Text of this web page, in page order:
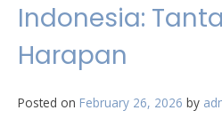
Indonesia:
Harapan
Posted on February 26, 2026 by